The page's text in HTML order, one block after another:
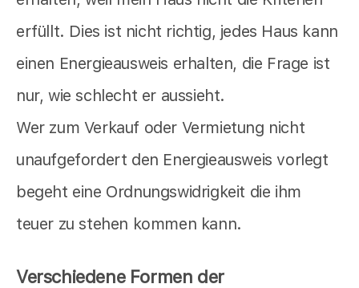
erfüllt. Dies ist nicht richtig, jedes Haus kann
einen Energieausweis erhalten, die Frage ist
nur, wie schlecht er aussieht.
Wer zum Verkauf oder Vermietung nicht
unaufgefordert den Energieausweis vorlegt
begeht eine Ordnungswidrigkeit die ihm
teuer zu stehen kommen kann.
Verschiedene Formen der